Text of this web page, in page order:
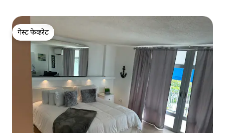
गेस्ट फेव्हरेट
गेस्ट फेव्हरेट